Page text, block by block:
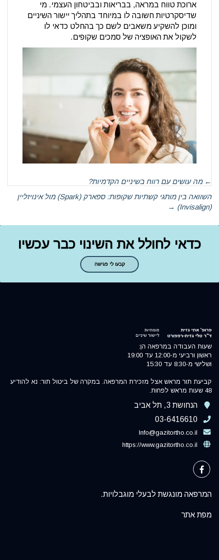
ארוכת טווח במראה, בבריאות ובביטחון העצמי. מי
שדיסקרטיות חשובה לו במיוחד בתהליך יישור השיניים
ומוכן להשקיע משאבים לשם כך בהחלט כדאי לו
לשקול את האופציה של סמכים שקופים.
← מה עושים עם רווח בשיניים הקדמיות?
השוואה בין מותגי קשתיות שקופות: ספארק (Spark) מול אינויזליין
(Invisalign)
→
כדאי לחולל את השינוי כבר עכשיו
קבעו לי פגישה
שעות העבודה במרפאה הן:
ראשון ורביעי מ-12:00 עד 19:00
ושלישי מ-8:30 עד 15:30
קביעת תור מראש אצל מזכירת המרפאה. במקרה של ביטול תור: נא להודיע
48 שעות מראש לפחות.
הנחושת 3, תל אביב
03-6416610
Info@gazitortho.co.il
https://www.gazitortho.co.il
המרפאה מונגשת לבעלי מוגבלויות.
מפת אתר